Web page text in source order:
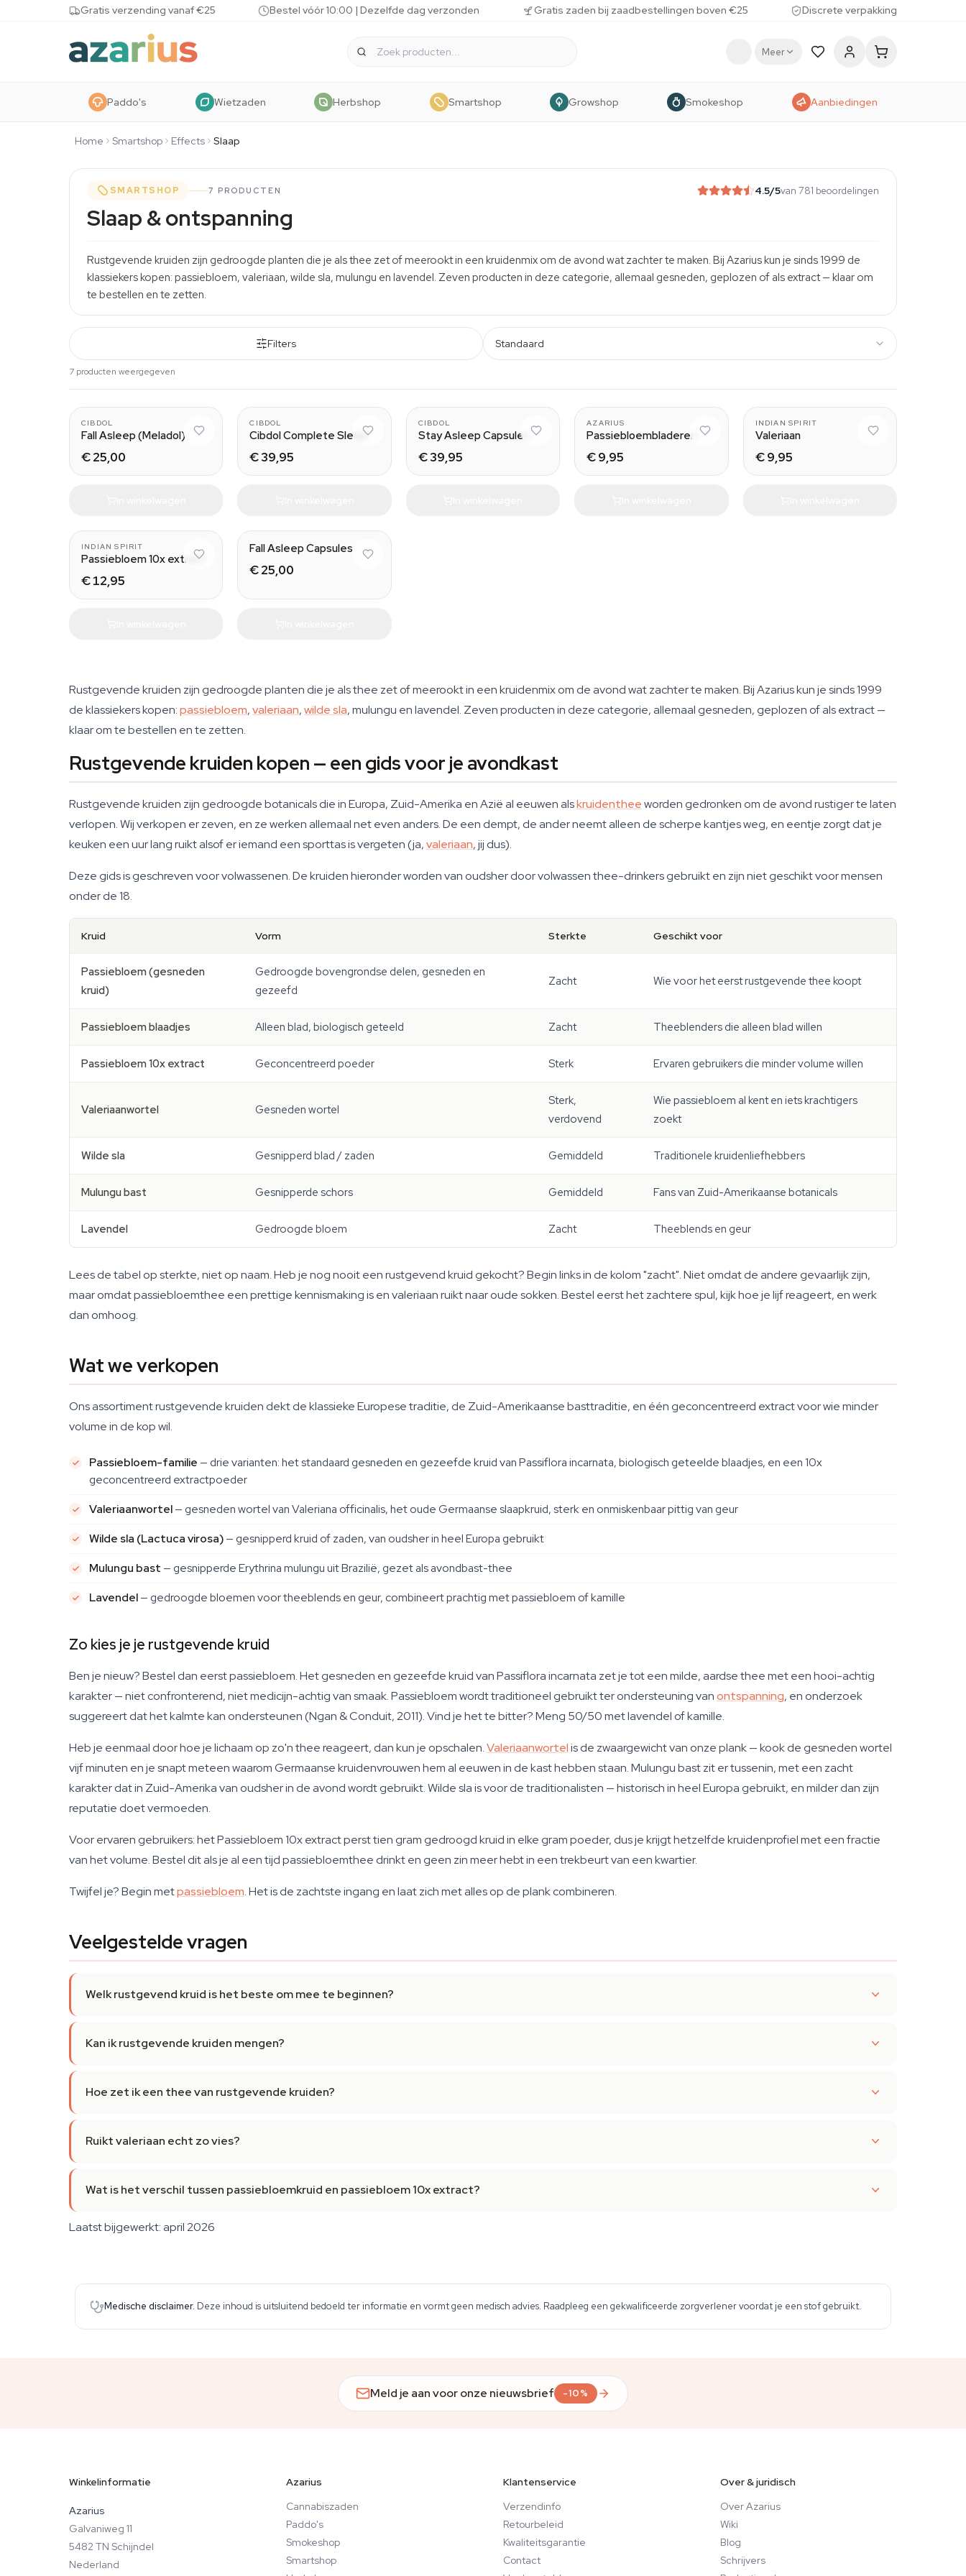
Skip to content Gratis verzending vanaf €25 Bestel vóór 10:00 | Dezelfde dag verzonden Gratis zaden bij zaadbestellingen boven €25 Discrete verpakking
Meer
Paddo's Wietzaden Herbshop Smartshop Growshop Smokeshop Aanbiedingen
Home Smartshop Effects Slaap
SMARTSHOP 7 PRODUCTEN 4.5/5van 781 beoordelingen
Slaap & ontspanning
Rustgevende kruiden zijn gedroogde planten die je als thee zet of meerookt in een kruidenmix om de avond wat zachter te maken. Bij Azarius kun je sinds 1999 de
klassiekers kopen: passiebloem, valeriaan, wilde sla, mulungu en lavendel. Zeven producten in deze categorie, allemaal gesneden, geplozen of als extract — klaar om
te bestellen en te zetten.
Filters Standaard
7 producten weergegeven
CIBDOL
Fall Asleep (Meladol)
€ 25,00
10ml
CIBDOL
Cibdol Complete Sleep
€ 39,95
CIBDOL
Stay Asleep Capsules
€ 39,95
AZARIUS
Passiebloembladeren
€ 9,95
INDIAN SPIRIT
Valeriaan
€ 9,95
INDIAN SPIRIT
Passiebloem 10x extract
€ 12,95
Fall Asleep Capsules
€ 25,00
Rustgevende kruiden zijn gedroogde planten die je als thee zet of meerookt in een kruidenmix om de avond wat zachter te maken. Bij Azarius kun je sinds 1999
de klassiekers kopen:passiebloem,valeriaan,wilde sla, mulungu en lavendel. Zeven producten in deze categorie, allemaal gesneden, geplozen of als extract —
klaar om te bestellen en te zetten.
Rustgevende kruiden kopen — een gids voor je avondkast
Rustgevende kruiden zijn gedroogde botanicals die in Europa, Zuid-Amerika en Azië al eeuwen alskruidentheeworden gedronken om de avond rustiger te laten
verlopen. Wij verkopen er zeven, en ze werken allemaal net even anders. De een dempt, de ander neemt alleen de scherpe kantjes weg, en eentje zorgt dat je
keuken een uur lang ruikt alsof er iemand een sporttas is vergeten (ja,valeriaan, jij dus).
Deze gids is geschreven voor volwassenen. De kruiden hieronder worden van oudsher door volwassen thee-drinkers gebruikt en zijn niet geschikt voor mensen
onder de 18.
Kruid Vorm Sterkte Geschikt voor
Passiebloem (gesneden
kruid)
Gedroogde bovengrondse delen, gesneden en
gezeefd
Zacht Wie voor het eerst rustgevende thee koopt
Passiebloem blaadjes Alleen blad, biologisch geteeld Zacht Theeblenders die alleen blad willen
Passiebloem 10x extract Geconcentreerd poeder Sterk Ervaren gebruikers die minder volume willen
Valeriaanwortel Gesneden wortel
Sterk,
verdovend
Wie passiebloem al kent en iets krachtigers
zoekt
Wilde sla Gesnipperd blad / zaden Gemiddeld Traditionele kruidenliefhebbers
Mulungu bast Gesnipperde schors Gemiddeld Fans van Zuid-Amerikaanse botanicals
Lavendel Gedroogde bloem Zacht Theeblends en geur
Lees de tabel op sterkte, niet op naam. Heb je nog nooit een rustgevend kruid gekocht? Begin links in de kolom "zacht". Niet omdat de andere gevaarlijk zijn,
maar omdat passiebloemthee een prettige kennismaking is en valeriaan ruikt naar oude sokken. Bestel eerst het zachtere spul, kijk hoe je lijf reageert, en werk
dan omhoog.
Wat we verkopen
Ons assortiment rustgevende kruiden dekt de klassieke Europese traditie, de Zuid-Amerikaanse basttraditie, en één geconcentreerd extract voor wie minder
volume in de kop wil.
Passiebloem-familie — drie varianten: het standaard gesneden en gezeefde kruid van Passiflora incarnata, biologisch geteelde blaadjes, en een 10x
geconcentreerd extractpoeder
Valeriaanwortel— gesneden wortel van Valeriana officinalis, het oude Germaanse slaapkruid, sterk en onmiskenbaar pittig van geur
Wilde sla (Lactuca virosa)— gesnipperd kruid of zaden, van oudsher in heel Europa gebruikt
Mulungu bast — gesnipperde Erythrina mulungu uit Brazilië, gezet als avondbast-thee
Lavendel— gedroogde bloemen voor theeblends en geur, combineert prachtig met passiebloem of kamille
Zo kies je je rustgevende kruid
Ben je nieuw? Bestel dan eerst passiebloem. Het gesneden en gezeefde kruid van Passiflora incarnata zet je tot een milde, aardse thee met een hooi-achtig
karakter — niet confronterend, niet medicijn-achtig van smaak. Passiebloem wordt traditioneel gebruikt ter ondersteuning vanontspanning, en onderzoek
suggereert dat het kalmte kan ondersteunen (Ngan & Conduit, 2011). Vind je het te bitter? Meng 50/50 met lavendel of kamille.
Heb je eenmaal door hoe je lichaam op zo'n thee reageert, dan kun je opschalen.Valeriaanwortelis de zwaargewicht van onze plank — kook de gesneden wortel
vijf minuten en je snapt meteen waarom Germaanse kruidenvrouwen hem al eeuwen in de kast hebben staan. Mulungu bast zit er tussenin, met een zacht
karakter dat in Zuid-Amerika van oudsher in de avond wordt gebruikt. Wilde sla is voor de traditionalisten — historisch in heel Europa gebruikt, en milder dan zijn
reputatie doet vermoeden.
Voor ervaren gebruikers: het Passiebloem 10x extract perst tien gram gedroogd kruid in elke gram poeder, dus je krijgt hetzelfde kruidenprofiel met een fractie
van het volume. Bestel dit als je al een tijd passiebloemthee drinkt en geen zin meer hebt in een trekbeurt van een kwartier.
Twijfel je? Begin metpassiebloem. Het is de zachtste ingang en laat zich met alles op de plank combineren.
Veelgestelde vragen
Welk rustgevend kruid is het beste om mee te beginnen?
Kan ik rustgevende kruiden mengen?
Hoe zet ik een thee van rustgevende kruiden?
Ruikt valeriaan echt zo vies?
Wat is het verschil tussen passiebloemkruid en passiebloem 10x extract?
Laatst bijgewerkt: april 2026
Medische disclaimer. Deze inhoud is uitsluitend bedoeld ter informatie en vormt geen medisch advies. Raadpleeg een gekwalificeerde zorgverlener voordat je een stof gebruikt.
Meld je aan voor onze nieuwsbrief -10%
Winkelinformatie
Azarius
Galvaniweg 11
5482 TN Schijndel
Nederland
Azarius
Cannabiszaden
Paddo's
Smokeshop
Smartshop
Klantenservice
Verzendinfo
Retourbeleid
Kwaliteitsgarantie
Contact
Over & juridisch
Over Azarius
Wiki
Blog
Schrijvers